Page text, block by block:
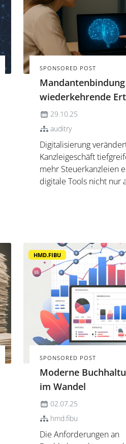
SPONSORED POST
wiederkehrende
Tech29.10.25
auditry
Digitalisierung
Kanzleigeschäft
mehr Steuerkanzleien
digitale Tools nicht nur
nach GoBD. Vom Pro...
HMD.FIBU
SPONSORED POST
Moderne
im Wandel
02.07.25
hmd.fibu
Die Anforderungen an